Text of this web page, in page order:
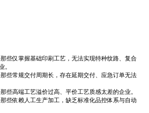
些仅掌握基础印刷工艺，无法实现特种纹路、复合
。
些常规交付周期长，存在延期交付、应急订单无法
些高端工艺溢价过高、平价工艺质感太差的企业。
些依赖人工生产加工，缺乏标准化品控体系与自动